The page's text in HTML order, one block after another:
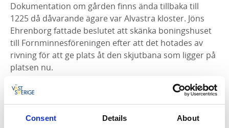
Consent Details About
Dokumentation om gården finns ända tillbaka till
1225 då dåvarande ägare var Alvastra kloster. Jöns
Ehrenborg fattade beslutet att skänka boningshuset
till Fornminnesföreningen efter att det hotades av
rivning för att ge plats åt den skjutbana som ligger på
platsen nu.
Datum:
5, 12, 19 och 26 augusti.